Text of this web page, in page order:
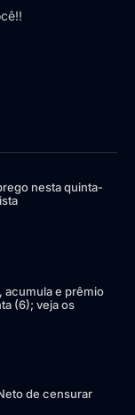
nesta quinta-
acumula e prêmio
(6); veja os
de censurar